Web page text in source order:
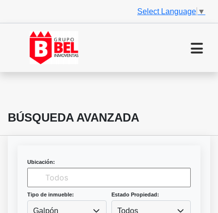
Select Language ▼
BÚSQUEDA AVANZADA
Ubicación:
Tipo de inmueble:
Galpón
Estado Propiedad:
Todos